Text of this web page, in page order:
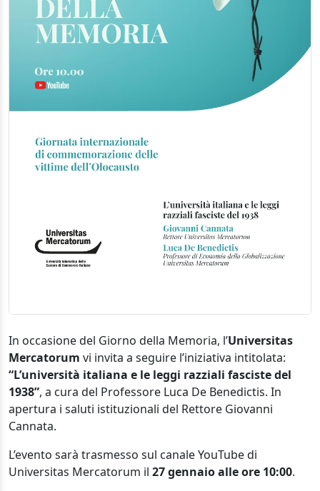
In occasione del Giorno della Memoria, l’Universitas
Mercatorum vi invita a seguire l’iniziativa intitolata:
“L’università italiana e le leggi razziali fasciste del
1938”, a cura del Professore Luca De Benedictis. In
apertura i saluti istituzionali del Rettore Giovanni
Cannata.
L’evento sarà trasmesso sul canale YouTube di
Universitas Mercatorum il 27 gennaio alle ore 10:00.